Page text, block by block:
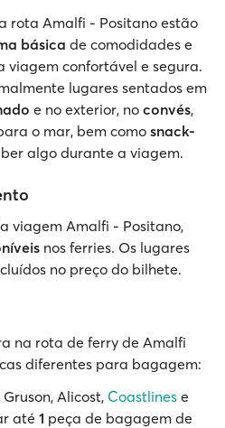
rota Amalfi - Positano estão
básica de comodidades e
viagem confortável e segura.
lugares sentados em
e no exterior, no convés,
o mar, bem como snack-
algo durante a viagem.
viagem Amalfi - Positano,
nos ferries. Os lugares
no preço do bilhete.
na rota de ferry de Amalfi
diferentes para bagagem:
Alicost, Coastlines e
até1 peça de bagagem de